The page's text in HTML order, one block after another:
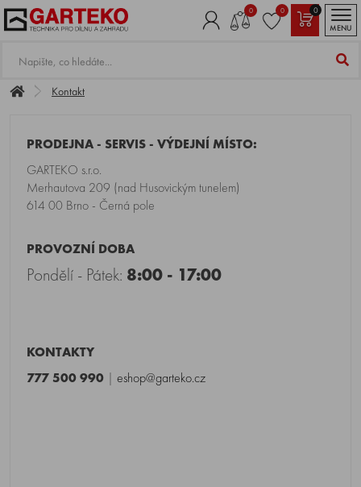
0 0
0
MENU
Kontakt
PRODEJNA - SERVIS - VÝDEJNÍ MÍSTO:
GARTEKO s.r.o.
Merhautova 209 (nad Husovickým tunelem)
614 00 Brno - Černá pole
PROVOZNÍ DOBA
Pondělí - Pátek: 8:00 - 17:00
KONTAKTY
777 500 990 | eshop@garteko.cz